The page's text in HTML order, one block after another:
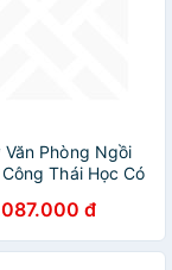
Văn Phòng Ngồi
Thái Học Có
Có Ngả Lưng,
Khí, Chân Xoay
Ghế Êm Aí -
đ